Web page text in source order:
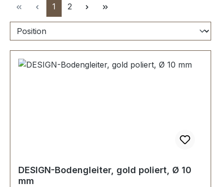
Seite
1 Seite
2
DESIGN-Bodengleiter, gold poliert, Ø 10
mm